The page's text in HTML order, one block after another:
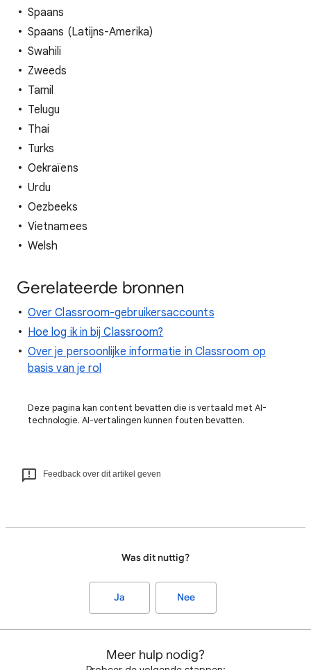
Spaans
Spaans (Latijns-Amerika)
Swahili
Zweeds
Tamil
Telugu
Thai
Turks
Oekraïens
Urdu
Oezbeeks
Vietnamees
Welsh
Gerelateerde bronnen
Over Classroom-gebruikersaccounts
Hoe log ik in bij Classroom?
Over je persoonlijke informatie in Classroom op
basis van je rol
Deze pagina kan content bevatten die is vertaald met AI-
technologie. AI-vertalingen kunnen fouten bevatten.
Feedback over dit artikel geven
Was dit nuttig?
Ja Nee
Meer hulp nodig?